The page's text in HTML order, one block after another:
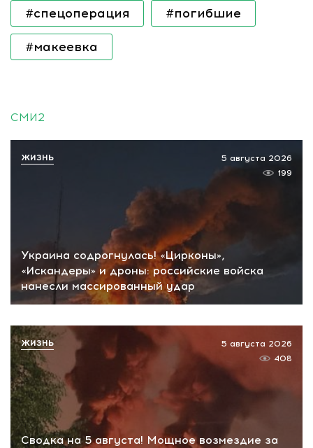
#спецоперация #погибшие
#макеевка
СМИ2
Украина содрогнулась! «Цирконы»,
«Искандеры» и дроны: российские войска
нанесли массированный удар
5 августа 2026
199
ЖИЗНЬ
Сводка на 5 августа! Мощное возмездие за
5 августа 2026
408
ЖИЗНЬ